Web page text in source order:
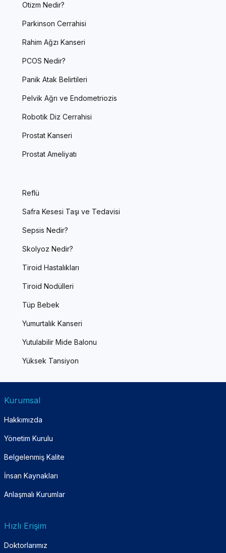
Otizm Nedir?
Parkinson Cerrahisi
Rahim Ağzı Kanseri
PCOS Nedir?
Panik Atak Belirtileri
Pelvik Ağrı ve Endometriozis
Robotik Diz Cerrahisi
Prostat Kanseri
Prostat Ameliyatı
Reflü
Safra Kesesi Taşı ve Tedavisi
Sepsis Nedir?
Skolyoz Nedir?
Tiroid Hastalıkları
Tiroid Nodülleri
Tüp Bebek
Yumurtalık Kanseri
Yutulabilir Mide Balonu
Yüksek Tansiyon
Kurumsal
Hakkımızda
Yönetim Kurulu
Belgelenmiş Kalite
İnsan Kaynakları
Anlaşmalı Kurumlar
Hızlı Erişim
Doktorlarımız